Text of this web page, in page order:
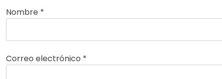
Nombre *
Correo electrónico *